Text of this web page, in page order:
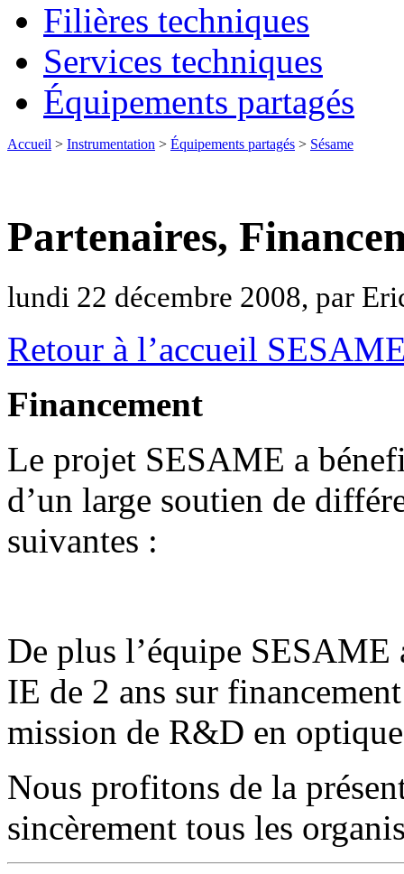
Filières techniques
Services techniques
Équipements partagés
Accueil > Instrumentation > Équipements partagés > Sésame
Partenaires,
lundi 22 décembre 2008, par
Retour à l’accueil
Financement
Le projet SESAME a
d’un large soutien de
suivantes :
De plus l’équipe SESAME
IE de 2 ans sur
mission de R&D en
Nous profitons de la
sincèrement tous les